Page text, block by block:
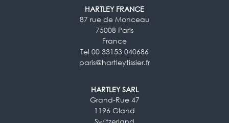
HARTLEY FRANCE
87 rue de Monceau
75008 Paris
France
Tel 00 33153 040686
paris@hartleytissier.fr
HARTLEY SARL
Grand-Rue 47
1196 Gland
Switzerland